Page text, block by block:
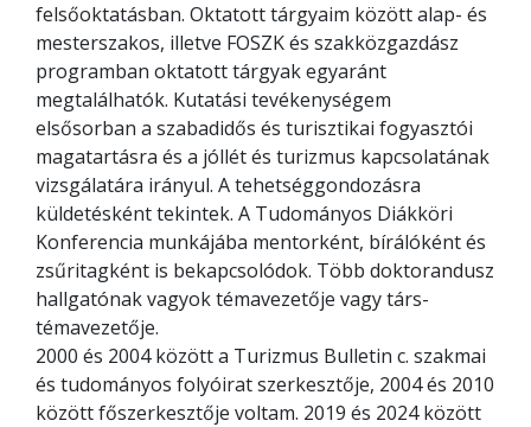
felsőoktatásban. Oktatott tárgyaim között alap- és
mesterszakos, illetve FOSZK és szakközgazdász
programban oktatott tárgyak egyaránt
megtalálhatók. Kutatási tevékenységem
elsősorban a szabadidős és turisztikai fogyasztói
magatartásra és a jóllét és turizmus kapcsolatának
vizsgálatára irányul. A tehetséggondozásra
küldetésként tekintek. A Tudományos Diákköri
Konferencia munkájába mentorként, bírálóként és
zsűritagként is bekapcsolódok. Több doktorandusz
hallgatónak vagyok témavezetője vagy társ-
témavezetője.
2000 és 2004 között a Turizmus Bulletin c. szakmai
és tudományos folyóirat szerkesztője, 2004 és 2010
között főszerkesztője voltam. 2019 és 2024 között